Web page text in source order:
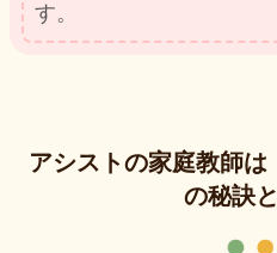
す。
アシストの家庭教師
の秘訣